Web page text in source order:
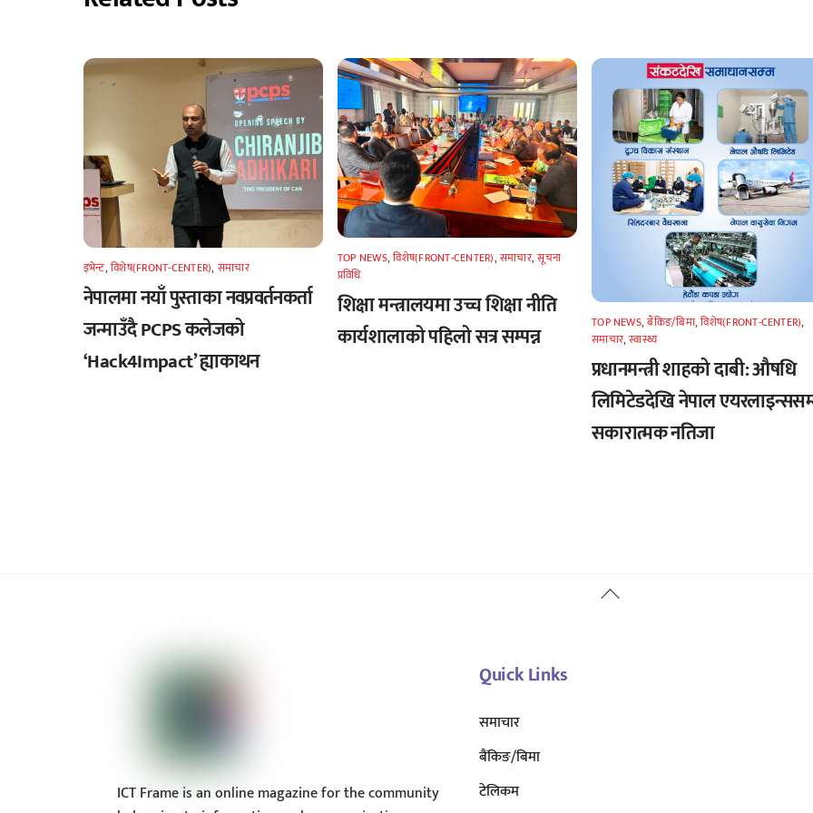
इभेन्ट,विशेष(FRONT-CENTER), समाचार
नेपालमा नयाँ पुस्ताका नवप्रवर्तनकर्ता
जन्माउँदै PCPS कलेजको
‘Hack4Impact’ ह्याकाथन
TOP NEWS,विशेष(FRONT-CENTER),समाचार,सूचना
प्रविधि
शिक्षा मन्त्रालयमा उच्च शिक्षा नीति
कार्यशालाको पहिलो सत्र सम्पन्न
TOP NEWS,बैंकिङ/बिमा,विशेष(FRONT-CENTER),
समाचार,स्वास्थ्य
प्रधानमन्त्री शाहको दाबी: औषधि
लिमिटेडदेखि नेपाल
सकारात्मक नतिजा
Back
ICT Frame is an online magazine for the community
Quick Links
समाचार
बैंकिङ/बिमा
टेलिकम